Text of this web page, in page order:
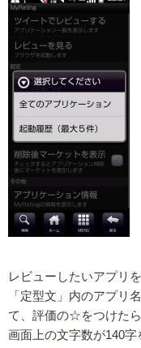
レビューしたいアプリ
「定型文」内のアプリ
て、評価の☆をつけたら
画面上の文字数が140